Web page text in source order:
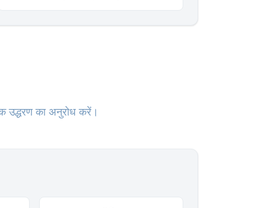
उद्धरण का अनुरोध करें।